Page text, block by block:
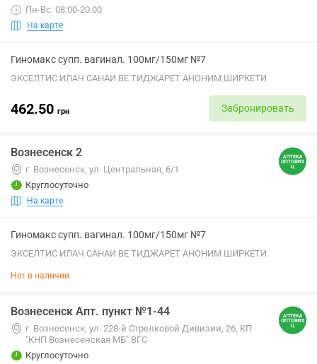
Пн-Вс: 08:00-20:00
На карте
Гиномакс супп. вагинал. 100мг/150мг №7
ЭКСЕЛТИС ИЛАЧ САНАИ ВЕ ТИДЖАРЕТ АНОНИМ ШИРКЕТИ
462.50 грн Забронировать
Вознесенск 2
г. Вознесенск, ул. Центральная, 6/1
Круглосуточно
На карте
Гиномакс супп. вагинал. 100мг/150мг №7
ЭКСЕЛТИС ИЛАЧ САНАИ ВЕ ТИДЖАРЕТ АНОНИМ ШИРКЕТИ
Нет в наличии
Вознесенск Апт. пункт №1-44
г. Вознесенск, ул. 228-й Стрелковой Дивизии, 26, КП
"КНП Вознесенская МБ" ВГС
Круглосуточно